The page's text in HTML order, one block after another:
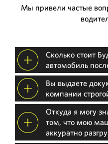
Мы привели частые
Сколько стоит
автомобиль
Вы выдаете
компании
Откуда я могу
том, что мою
аккуратно